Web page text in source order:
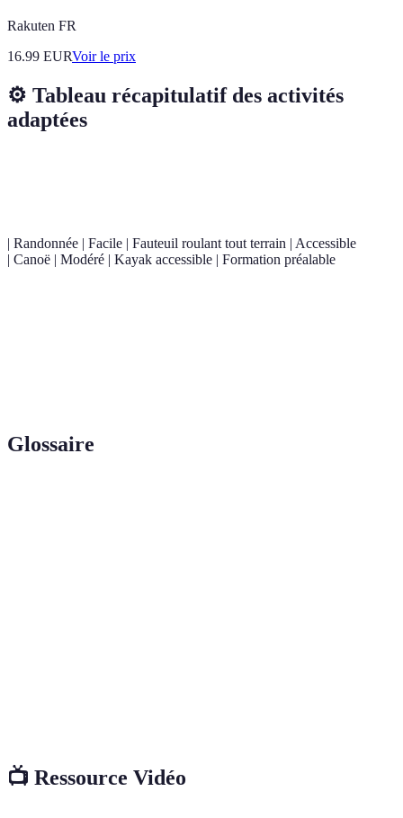
Rakuten FR
16.99 EURVoir le prix
⚙️ Tableau récapitulatif des activités
adaptées
| Randonnée | Facile | Fauteuil roulant tout terrain | Accessible
| Canoë | Modéré | Kayak accessible | Formation préalable
Glossaire
📺 Ressource Vidéo